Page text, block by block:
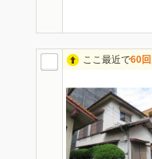
ここ最近で60回